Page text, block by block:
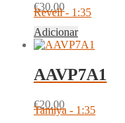
€30.00
Revell - 1:35
Adicionar
AAVP7A1
€20.00
Tamiya - 1:35